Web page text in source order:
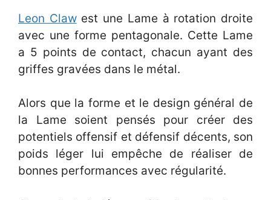
Leon Clawest une Lame à rotation droite
avec une forme pentagonale. Cette Lame
a 5 points de contact, chacun ayant des
griffes gravées dans le métal.
Alors que la forme et le design général de
la Lame soient pensés pour créer des
potentiels offensif et défensif décents, son
poids léger lui empêche de réaliser de
bonnes performances avec régularité.